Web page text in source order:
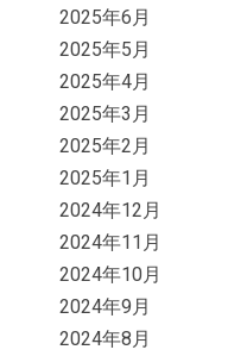
2025年6月
2025年5月
2025年4月
2025年3月
2025年2月
2025年1月
2024年12月
2024年11月
2024年10月
2024年9月
2024年8月